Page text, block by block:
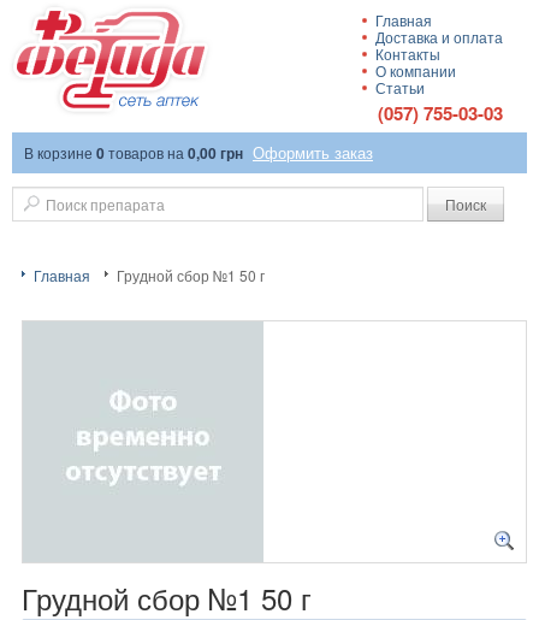
Главная Грудной сбор №1 50 г
Грудной сбор №1 50 г
Сеть аптек
"Фетида"
(057) 755-03-03
Поиск
В корзине 0 товаровна 0,00 грн Оформить заказ
Главная
Доставка и оплата
Контакты
О компании
Статьи